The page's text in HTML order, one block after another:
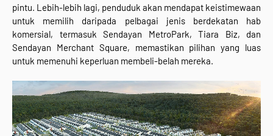
pintu. Lebih-lebih lagi, penduduk akan mendapat keistimewaan
untuk memilih daripada pelbagai jenis berdekatan hab
komersial, termasuk Sendayan MetroPark, Tiara Biz, dan
Sendayan Merchant Square, memastikan pilihan yang luas
untuk memenuhi keperluan membeli-belah mereka.